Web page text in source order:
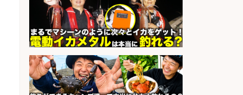
語学力を活かせるフィッシング用品
の「海外営業」/年休125日
会社名 株式会社ジャッカル
sponsored by 求人ボックス
フィッシング用品の「製品開発設